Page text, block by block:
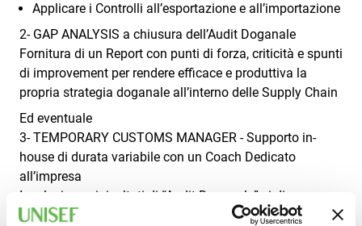
Applicare i Controlli all’esportazione e all’importazione
2- GAP ANALYSIS a chiusura dell’Audit Doganale
Fornitura di un Report con punti di forza, criticità e spunti
di improvement per rendere efficace e produttiva la
propria strategia doganale all’interno delle Supply Chain
Ed eventuale
3- TEMPORARY CUSTOMS MANAGER - Supporto in-
house di durata variabile con un Coach Dedicato
all’impresa
In relazione ai risultati di “Audit Doganale” si disegna un
piano Training e affiancamento costante “on-the Job”